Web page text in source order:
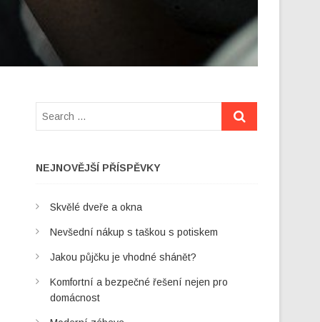
NEJNOVĚJŠÍ PŘÍSPĚVKY
Skvělé dveře a okna
Nevšední nákup s taškou s potiskem
Jakou půjčku je vhodné shánět?
Komfortní a bezpečné řešení nejen pro
domácnost